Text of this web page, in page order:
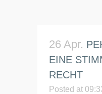
26 Apr.
EINE
RECHT
Posted at